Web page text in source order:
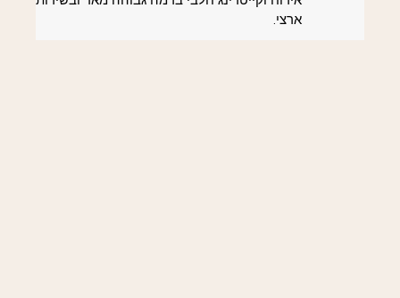
ארצי.